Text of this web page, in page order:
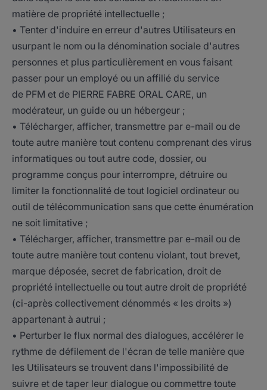
matière de propriété intellectuelle ;
• Tenter d'induire en erreur d'autres Utilisateurs en
usurpant le nom ou la dénomination sociale d'autres
personnes et plus particulièrement en vous faisant
passer pour un employé ou un affilié du service
de PFM et de PIERRE FABRE ORAL CARE, un
modérateur, un guide ou un hébergeur ;
• Télécharger, afficher, transmettre par e-mail ou de
toute autre manière tout contenu comprenant des virus
informatiques ou tout autre code, dossier, ou
programme conçus pour interrompre, détruire ou
limiter la fonctionnalité de tout logiciel ordinateur ou
outil de télécommunication sans que cette énumération
ne soit limitative ;
• Télécharger, afficher, transmettre par e-mail ou de
toute autre manière tout contenu violant, tout brevet,
marque déposée, secret de fabrication, droit de
propriété intellectuelle ou tout autre droit de propriété
(ci-après collectivement dénommés « les droits »)
appartenant à autrui ;
• Perturber le flux normal des dialogues, accélérer le
rythme de défilement de l'écran de telle manière que
les Utilisateurs se trouvent dans l'impossibilité de
suivre et de taper leur dialogue ou commettre toute